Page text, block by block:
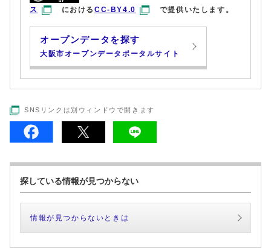
ス
におけるCC-BY4.0 で提供いたします。
オープンデータを探す
大阪市オープンデータポータルサイト
SNSリンクは別ウィンドウで開きます
探している情報が見つからない
情報が見つからないときは